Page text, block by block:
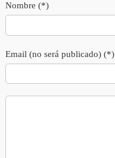
Nombre (*)
Email (no será publicado) (*)